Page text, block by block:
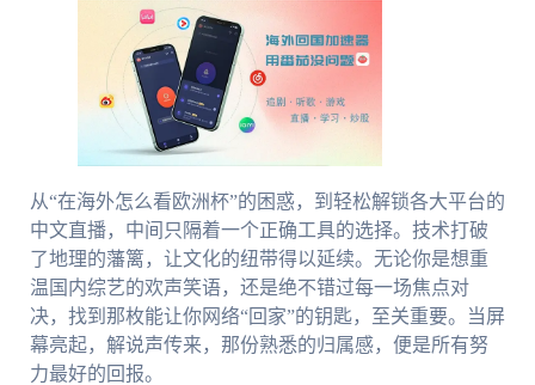
从“在海外怎么看欧洲杯”的困惑，到轻松解锁各大平台的
中文直播，中间只隔着一个正确工具的选择。技术打破
了地理的藩篱，让文化的纽带得以延续。无论你是想重
温国内综艺的欢声笑语，还是绝不错过每一场焦点对
决，找到那枚能让你网络“回家”的钥匙，至关重要。当屏
幕亮起，解说声传来，那份熟悉的归属感，便是所有努
力最好的回报。